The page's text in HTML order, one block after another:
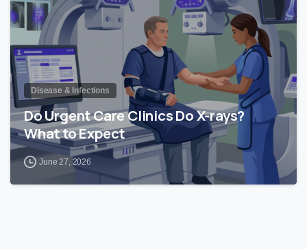
Disease & Infections
Do Urgent Care Clinics Do X-rays?
What to Expect
June 27, 2026